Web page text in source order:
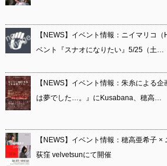
【NEWS】イベント情報：ニイマリコ
ベント『スナオになりたい』5/25（土…
【NEWS】イベント情報：朱糸による
は夢でした…。』にKusabana、穂高…
【NEWS】イベント情報：穂高亜希子
荻窪 velvetsunにて開催